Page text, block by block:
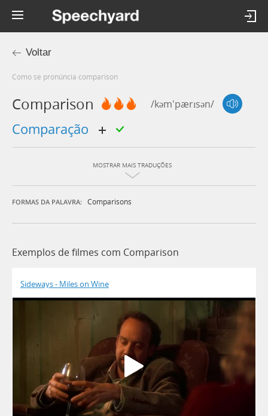
Voltar
Como se pronúncia comparison
Comparison /kəm'pærɪsən/
comparação
MOSTRAR MAIS TRADUÇÕES
FORMAS DA PALAVRA: Comparisons
Exemplos de filmes com Comparison
Sideways - Miles on Wine